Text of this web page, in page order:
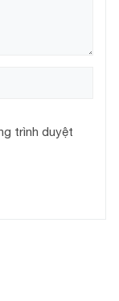
đối gọn nhẹ
và vi vu đến bất
trình duyệt